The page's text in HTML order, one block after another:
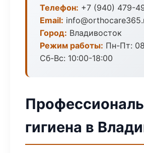
Телефон: +7 (940) 479-
Email:
Город: Владивосток
Режим работы: Пн-Пт:
Сб-Вс: 10:00-18:00
гигиена в